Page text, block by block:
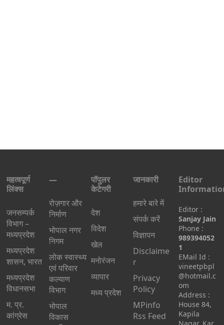
महत्वपूर्ण
लिंक्स
जनसम्पर्क
विभाग –
मध्यप्रदेश
मध्यप्रदेश
शासन, भारत
मध्‍यप्रदेश
विधानसभा
म. प्र.
कांग्रेस
—
रोज़गार और
निर्माण
भोपाल नगर
निगम
लोक स्वास्थ्य
एवं परिवार
कल्याण
विभाग
भोपाल
विकास
पॉपुलर
केटेगरी
देश
विदेश
खेल
मनोरंजन
व्यापार
मध्य प्रदेश
जानकारी
हमारे बारे में
संपर्क करें
विज्ञापन
Disclaime
r
Privacy
Policy
MPinfo
Rss Feed
Editor
Editor :
Sanjay Jain
Phone :
989394052
1
EMail Id :
vineetpbpl
@hotmail.c
om
Address :
House 84,
Kapila